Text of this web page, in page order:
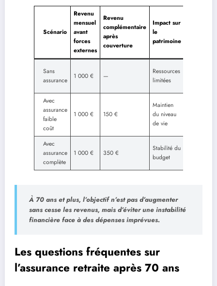
Scénario
Revenu
mensuel
avant
forces
externes
Revenu
complémentaire
après
couverture
Impact sur
le
patrimoine
Sans
assurance
1 000 € —
Ressources
limitées
Avec
assurance
faible
coût
1 000 € 150 €
Maintien
du niveau
de vie
Avec
assurance
complète
1 000 € 350 €
Stabilité du
budget
À 70 ans et plus, l’objectif n’est pas d’augmenter
sans cesse les revenus, mais d’éviter une instabilité
financière face à des dépenses imprévues.
Les questions fréquentes sur
l’assurance retraite après 70 ans